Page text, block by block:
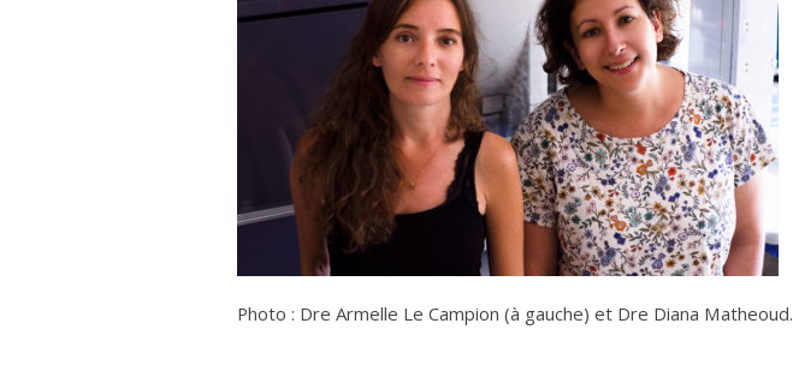
Photo : Dre Armelle Le Campion (à gauche) et Dre Diana Matheoud.